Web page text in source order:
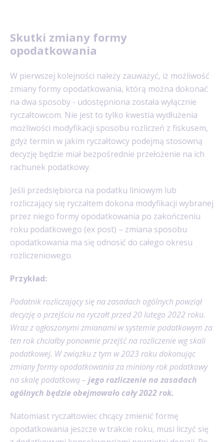
Skutki zmiany formy
opodatkowania
W pierwszej kolejności należy zauważyć, iż możliwość
zmiany formy opodatkowania, którą można dokonać
na dwa sposoby - udostępniona została wyłącznie
ryczałtowcom. Nie jest to tylko kwestia wydłużenia
możliwości modyfikacji sposobu rozliczeń z fiskusem,
gdyż termin w jakim ryczałtowcy podejmą stosowną
decyzję będzie miał bezpośrednie przełożenie na ich
rachunek podatkowy.
Jeśli przedsiębiorca na podatku liniowym lub
rozliczający się ryczałtem dokona modyfikacji wybranej
przez niego formy opodatkowania po zakończeniu
roku podatkowego (ex post) – zmiana sposobu
opodatkowania ma się odnosić do całego okresu
rozliczeniowego.
Przykład:
Podatnik rozliczający się na zasadach ogólnych powziął
decyzję o przejściu na ryczałt przed 20 lutego 2022 roku.
Wraz z ogłoszonymi zmianami w systemie podatkowym za
ten rok chciałby ponownie przejść na rozliczenie wg skali
podatkowej. W związku z tym w 2023 roku dokonując
zmiany formy opodatkowania za miniony rok podatkowy
na skalę podatkową – jego rozliczenie na zasadach
ogólnych będzie obejmowało cały 2022 rok.
Natomiast ryczałtowiec chcący zmienić formę
opodatkowania jeszcze w trakcie roku, musi liczyć się